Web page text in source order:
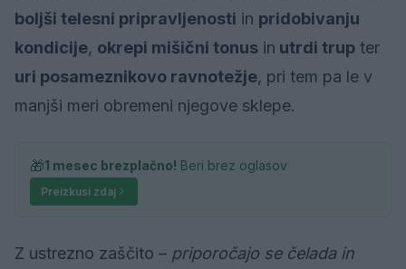
boljši telesni pripravljenosti in pridobivanju
kondicije, okrepi mišični tonus in utrdi trup ter
uri posameznikovo ravnotežje, pri tem pa le v
manjši meri obremeni njegove sklepe.
🎁1 mesec brezplačno! Beri brez oglasov
Preizkusi zdaj
Z ustrezno zaščito – priporočajo se čelada in